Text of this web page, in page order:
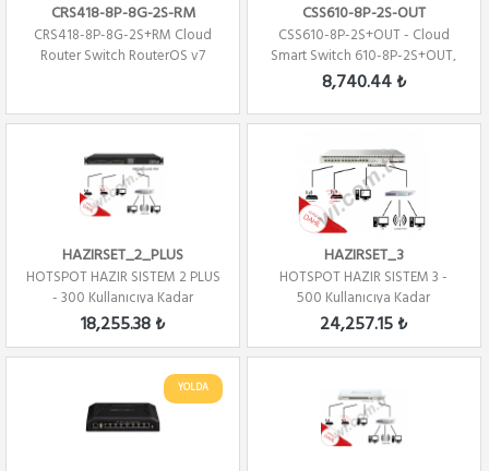
CRS418-8P-8G-2S-RM
CRS418-8P-8G-2S+RM Cloud
Router Switch RouterOS v7
CSS610-8P-2S-OUT
CSS610-8P-2S+OUT - Cloud
Smart Switch 610-8P-2S+OUT,
(Poe Switch)
8,740.44 ₺
HAZIRSET_2_PLUS
HOTSPOT HAZIR SISTEM 2 PLUS
- 300 Kullanıcıya Kadar
18,255.38 ₺
HAZIRSET_3
HOTSPOT HAZIR SISTEM 3 -
500 Kullanıcıya Kadar
24,257.15 ₺
YOLDA